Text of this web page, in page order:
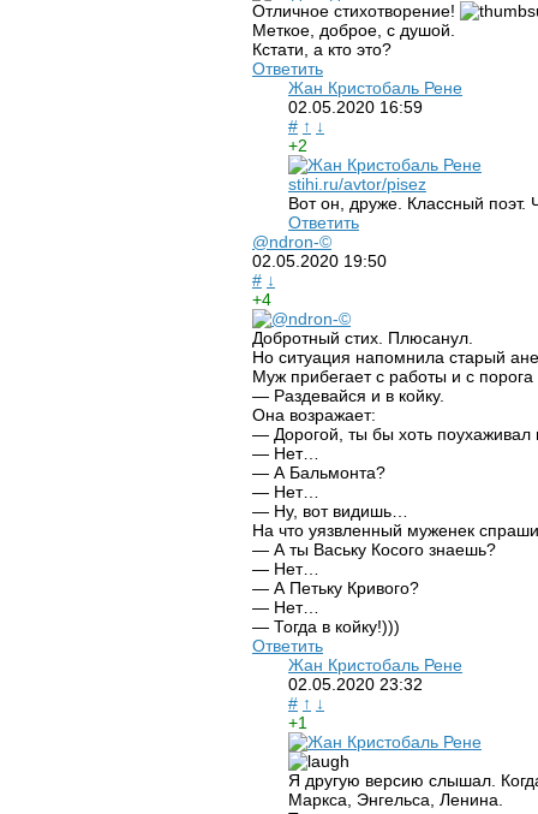
Отличное стихотворение!
Меткое, доброе, с душой.
Кстати, а кто это?
Ответить
Жан Кристобаль Рене
02.05.2020 16:59
# ↑ ↓
+2
stihi.ru/avtor/pisez
Вот он, друже. Классный поэт.
Ответить
@ndron-©
02.05.2020 19:50
# ↓
+4
Добротный стих. Плюсанул.
Но ситуация напомнила старый
Муж прибегает с работы и с порога
— Раздевайся и в койку.
Она возражает:
— Дорогой, ты бы хоть поухаживал
— Нет…
— А Бальмонта?
— Нет…
— Ну, вот видишь…
На что уязвленный муженек
— А ты Ваську Косого знаешь?
— Нет…
— А Петьку Кривого?
— Нет…
— Тогда в койку!)))
Ответить
Жан Кристобаль Рене
02.05.2020 23:32
# ↑ ↓
+1
Я другую версию слышал.
Маркса, Энгельса, Ленина.